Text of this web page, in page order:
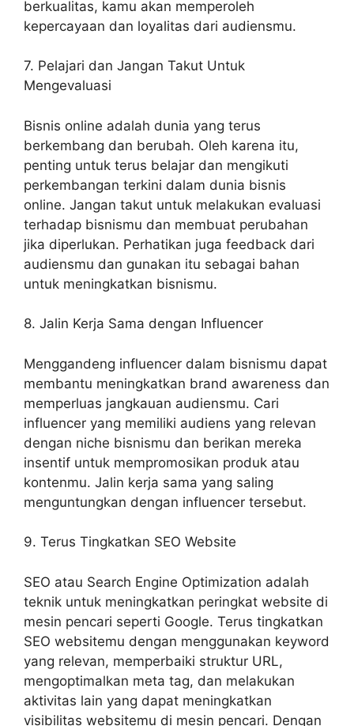
berkualitas, kamu akan memperoleh
kepercayaan dan loyalitas dari audiensmu.
7. Pelajari dan Jangan Takut Untuk
Mengevaluasi
Bisnis online adalah dunia yang terus
berkembang dan berubah. Oleh karena itu,
penting untuk terus belajar dan mengikuti
perkembangan terkini dalam dunia bisnis
online. Jangan takut untuk melakukan evaluasi
terhadap bisnismu dan membuat perubahan
jika diperlukan. Perhatikan juga feedback dari
audiensmu dan gunakan itu sebagai bahan
untuk meningkatkan bisnismu.
8. Jalin Kerja Sama dengan Influencer
Menggandeng influencer dalam bisnismu dapat
membantu meningkatkan brand awareness dan
memperluas jangkauan audiensmu. Cari
influencer yang memiliki audiens yang relevan
dengan niche bisnismu dan berikan mereka
insentif untuk mempromosikan produk atau
kontenmu. Jalin kerja sama yang saling
menguntungkan dengan influencer tersebut.
9. Terus Tingkatkan SEO Website
SEO atau Search Engine Optimization adalah
teknik untuk meningkatkan peringkat website di
mesin pencari seperti Google. Terus tingkatkan
SEO websitemu dengan menggunakan keyword
yang relevan, memperbaiki struktur URL,
mengoptimalkan meta tag, dan melakukan
aktivitas lain yang dapat meningkatkan
visibilitas websitemu di mesin pencari. Dengan